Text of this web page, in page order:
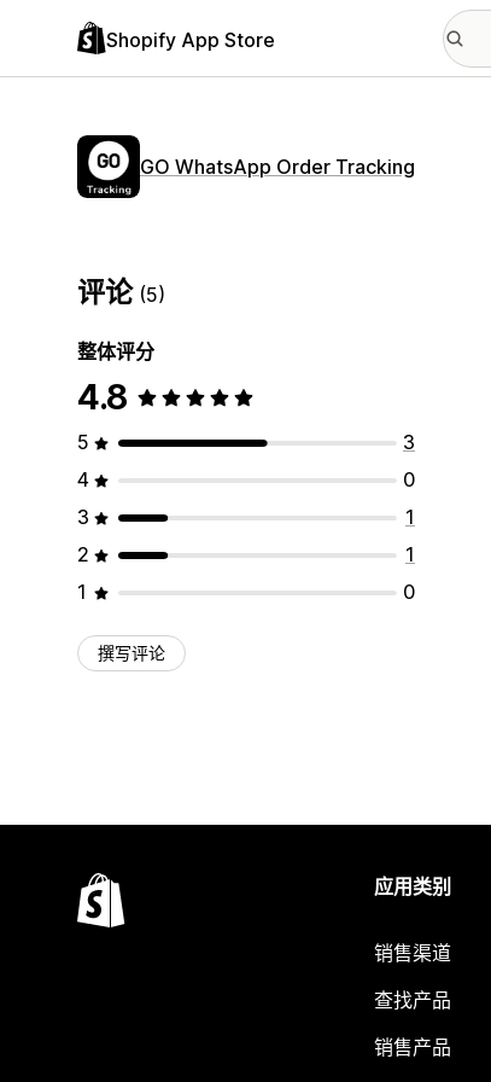
Shopify App Store
GO WhatsApp Order Tracking
评论 (5)
整体评分
4.8
5
3
4
0
3
1
2
1
1
0
撰写评论
应用类别
销售渠道
查找产品
销售产品